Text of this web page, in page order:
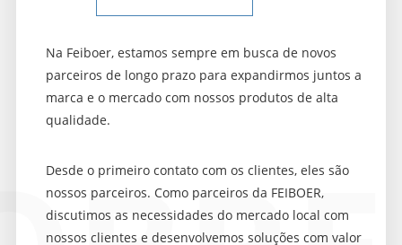
Na Feiboer, estamos sempre em busca de novos
parceiros de longo prazo para expandirmos juntos a
marca e o mercado com nossos produtos de alta
qualidade.
Desde o primeiro contato com os clientes, eles são
nossos parceiros. Como parceiros da FEIBOER,
discutimos as necessidades do mercado local com
nossos clientes e desenvolvemos soluções com valor